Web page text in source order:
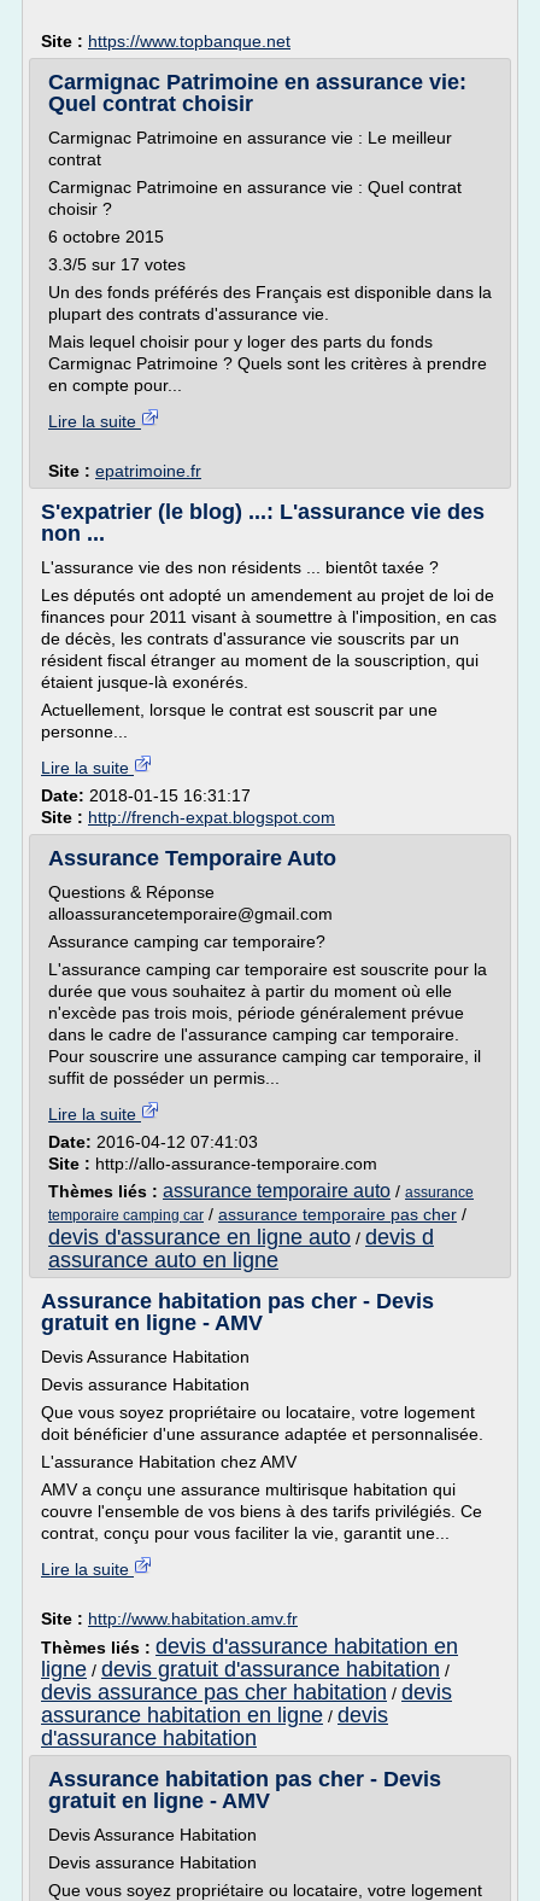
Site : https://www.topbanque.net
Carmignac Patrimoine en assurance vie:
Quel contrat choisir
Carmignac Patrimoine en assurance vie : Le meilleur
contrat
Carmignac Patrimoine en assurance vie : Quel contrat
choisir ?
6 octobre 2015
3.3/5 sur 17 votes
Un des fonds préférés des Français est disponible dans la
plupart des contrats d'assurance vie.
Mais lequel choisir pour y loger des parts du fonds
Carmignac Patrimoine ? Quels sont les critères à prendre
en compte pour...
Lire la suite
Site : epatrimoine.fr
S'expatrier (le blog) ...: L'assurance vie des
non ...
L'assurance vie des non résidents ... bientôt taxée ?
Les députés ont adopté un amendement au projet de loi de
finances pour 2011 visant à soumettre à l'imposition, en cas
de décès, les contrats d'assurance vie souscrits par un
résident fiscal étranger au moment de la souscription, qui
étaient jusque-là exonérés.
Actuellement, lorsque le contrat est souscrit par une
personne...
Lire la suite
Date: 2018-01-15 16:31:17
Site : http://french-expat.blogspot.com
Assurance Temporaire Auto
Questions & Réponse
alloassurancetemporaire@gmail.com
Assurance camping car temporaire?
L'assurance camping car temporaire est souscrite pour la
durée que vous souhaitez à partir du moment où elle
n'excède pas trois mois, période généralement prévue
dans le cadre de l'assurance camping car temporaire.
Pour souscrire une assurance camping car temporaire, il
suffit de posséder un permis...
Lire la suite
Date: 2016-04-12 07:41:03
Site : http://allo-assurance-temporaire.com
Thèmes liés : assurance temporaire auto / assurance
temporaire camping car / assurance temporaire pas cher /
devis d'assurance en ligne auto / devis d
assurance auto en ligne
Assurance habitation pas cher - Devis
gratuit en ligne - AMV
Devis Assurance Habitation
Devis assurance Habitation
Que vous soyez propriétaire ou locataire, votre logement
doit bénéficier d'une assurance adaptée et personnalisée.
L'assurance Habitation chez AMV
AMV a conçu une assurance multirisque habitation qui
couvre l'ensemble de vos biens à des tarifs privilégiés. Ce
contrat, conçu pour vous faciliter la vie, garantit une...
Lire la suite
Site : http://www.habitation.amv.fr
Thèmes liés : devis d'assurance habitation en
ligne / devis gratuit d'assurance habitation /
devis assurance pas cher habitation / devis
assurance habitation en ligne / devis
d'assurance habitation
Assurance habitation pas cher - Devis
gratuit en ligne - AMV
Devis Assurance Habitation
Devis assurance Habitation
Que vous soyez propriétaire ou locataire, votre logement